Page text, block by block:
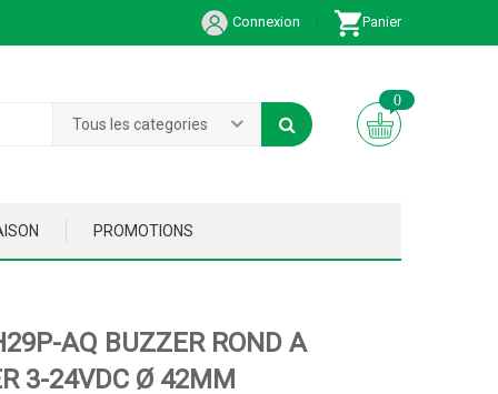
Connexion Panier
Tous les categories
0
PROMOTIONS
AQ BUZZER ROND A
3-24VDC Ø 42MM